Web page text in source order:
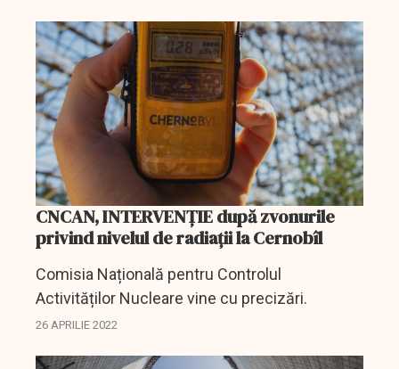
CNCAN, INTERVENŢIE după zvonurile
privind nivelul de radiaţii la Cernobîl
Comisia Națională pentru Controlul
Activităților Nucleare vine cu precizări.
26 APRILIE 2022